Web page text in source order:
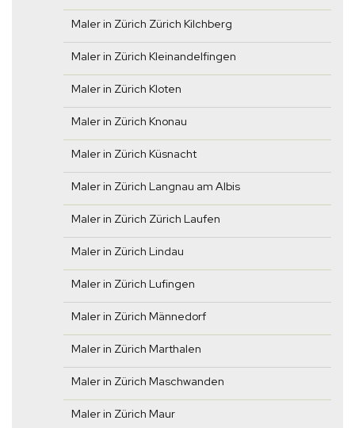
Maler in Zürich Zürich Kilchberg
Maler in Zürich Kleinandelfingen
Maler in Zürich Kloten
Maler in Zürich Knonau
Maler in Zürich Küsnacht
Maler in Zürich Langnau am Albis
Maler in Zürich Zürich Laufen
Maler in Zürich Lindau
Maler in Zürich Lufingen
Maler in Zürich Männedorf
Maler in Zürich Marthalen
Maler in Zürich Maschwanden
Maler in Zürich Maur